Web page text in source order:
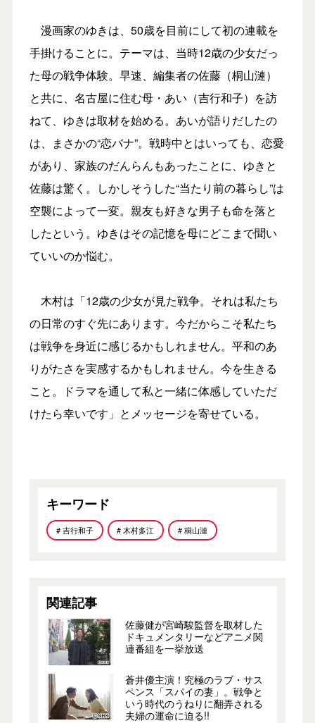
漫画家のゆきは、50歳を目前にして初の連載を
手掛けることに。テーマは、当時12歳の少女だっ
た母の戦争体験。早速、編集者の佐藤（桐山漣）
と共に、名古屋に住む母・あい（吉行和子）を訪
ねて、ゆきは取材を始める。あいが語りだしたの
は、まさかの“恋バナ”。戦時中とはいっても、恋愛
があり、家族のだんらんもあったことに、ゆきと
佐藤は驚く。しかしそうした“当たり前の暮らし”は
空襲によって一変。親友も好きな男子も命を落と
したという。ゆきはその記憶を母にどこまで聞い
ていいのか悩む。
木村は「12歳の少女が見た戦争。それは私たち
の日常のすぐ先にあります。今だからこそ私たち
は戦争を身近に感じるかもしれません。平和のあ
りがたさを実感するかもしれません。今を生きる
こと。ドラマを通して私と一緒に体感していただ
けたら幸いです」とメッセージを寄せている。
キーワード
# 吉行和子 # 木村多江 # 桐山漣
関連記事
佐藤健が宮崎駿監督を取材した
ドキュメンタリーなどアニメ関
連番組を一挙放送
蒼井優主演！究極のラブ・サス
ペンス「スパイの妻」。戦争と
いう時代のうねりに翻弄される
夫婦の運命に迫る!!